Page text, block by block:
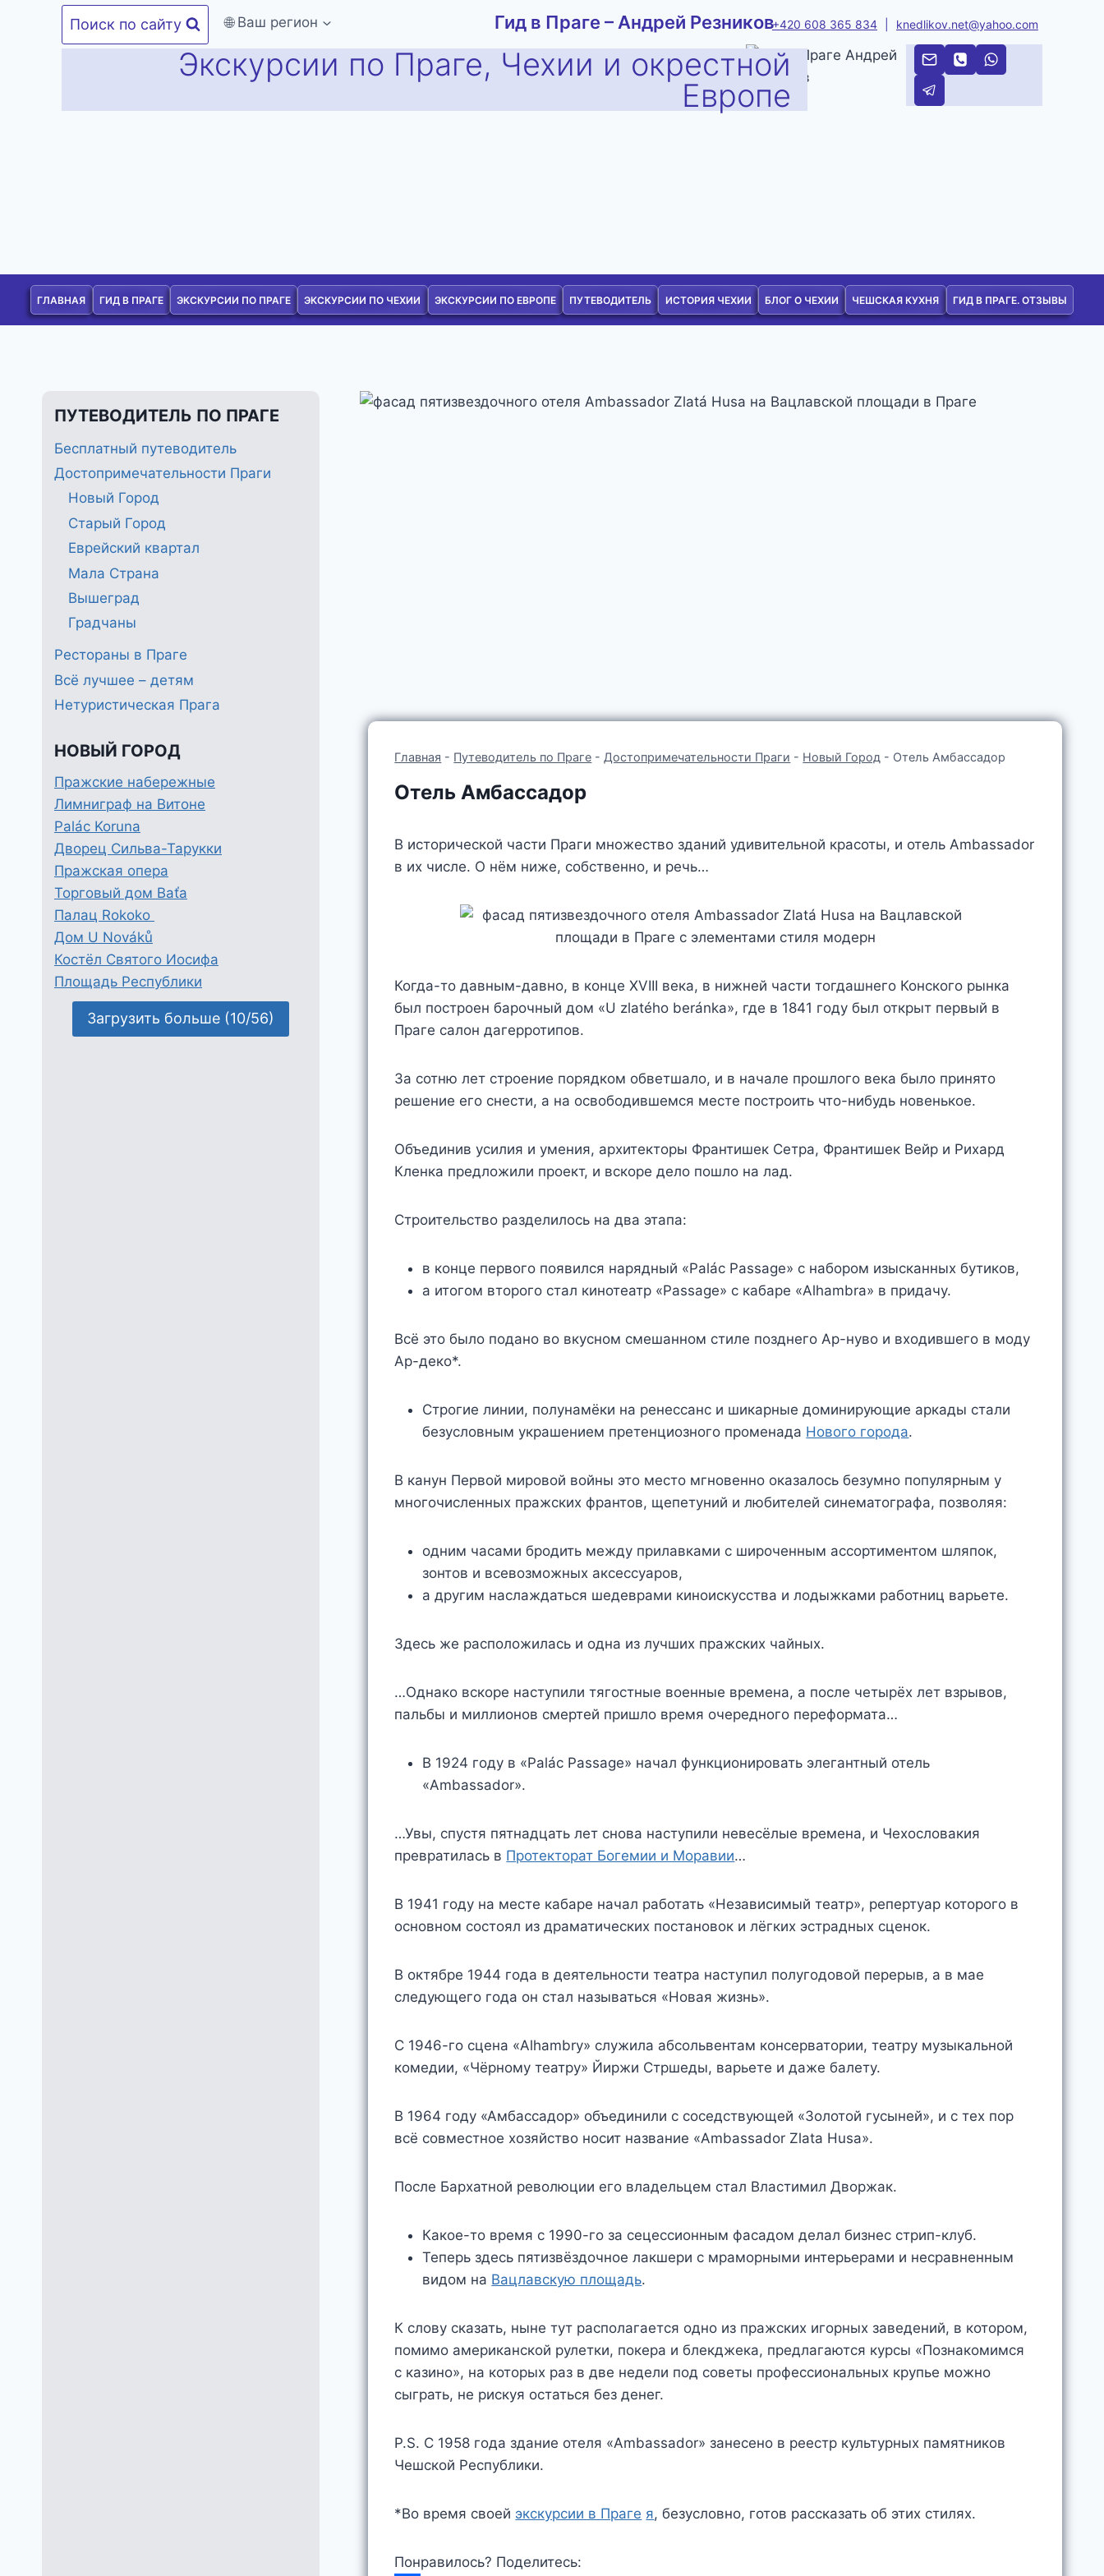
Поиск по сайту 🌐 Ваш регион +420 608 365 834 knedlikov.net@yahoo.com
Гид в Праге – Андрей Резников
Экскурсии по Праге, Чехии и окрестной
Европе
ГЛАВНАЯ ГИД В ПРАГЕ ЭКСКУРСИИ ПО ПРАГЕ ЭКСКУРСИИ ПО ЧЕХИИ ЭКСКУРСИИ ПО ЕВРОПЕ ПУТЕВОДИТЕЛЬ ИСТОРИЯ ЧЕХИИ БЛОГ О ЧЕХИИ ЧЕШСКАЯ КУХНЯ ГИД В ПРАГЕ. ОТЗЫВЫ
Главная - Путеводитель по Праге - Достопримечательности Праги - Новый Город - Отель Амбассадор
Отель Амбассадор
В исторической части Праги множество зданий удивительной красоты, и отель Ambassador
в их числе. О нём ниже, собственно, и речь…
Когда-то давным-давно, в конце XVIII века, в нижней части тогдашнего Конского рынка
был построен барочный дом «U zlatého beránka», где в 1841 году был открыт первый в
Праге салон дагерротипов.
За сотню лет строение порядком обветшало, и в начале прошлого века было принято
решение его снести, а на освободившемся месте построить что-нибудь новенькое.
Объединив усилия и умения, архитекторы Франтишек Сетра, Франтишек Вейр и Рихард
Кленка предложили проект, и вскоре дело пошло на лад.
Строительство разделилось на два этапа:
в конце первого появился нарядный «Palác Passage» с набором изысканных бутиков,
а итогом второго стал кинотеатр «Passage» с кабаре «Alhambra» в придачу.
Всё это было подано во вкусном смешанном стиле позднего Ар-нуво и входившего в моду
Ар-деко*.
Строгие линии, полунамёки на ренессанс и шикарные доминирующие аркады стали
безусловным украшением претенциозного променада Нового города.
В канун Первой мировой войны это место мгновенно оказалось безумно популярным у
многочисленных пражских франтов, щепетуний и любителей синематографа, позволяя:
одним часами бродить между прилавками с широченным ассортиментом шляпок,
зонтов и всевозможных аксессуаров,
а другим наслаждаться шедеврами киноискусства и лодыжками работниц варьете.
Здесь же расположилась и одна из лучших пражских чайных.
…Однако вскоре наступили тягостные военные времена, а после четырёх лет взрывов,
пальбы и миллионов смертей пришло время очередного переформата…
В 1924 году в «Palác Passage» начал функционировать элегантный отель
«Ambassador».
…Увы, спустя пятнадцать лет снова наступили невесёлые времена, и Чехословакия
превратилась в Протекторат Богемии и Моравии…
В 1941 году на месте кабаре начал работать «Независимый театр», репертуар которого в
основном состоял из драматических постановок и лёгких эстрадных сценок.
В октябре 1944 года в деятельности театра наступил полугодовой перерыв, а в мае
следующего года он стал называться «Новая жизнь».
С 1946-го сцена «Alhambry» служила абсольвентам консерватории, театру музыкальной
комедии, «Чёрному театру» Йиржи Стршеды, варьете и даже балету.
В 1964 году «Амбассадор» объединили с соседствующей «Золотой гусыней», и с тех пор
всё совместное хозяйство носит название «Ambassador Zlata Husa».
После Бархатной революции его владельцем стал Властимил Дворжак.
Какое-то время с 1990-го за сецессионным фасадом делал бизнес стрип-клуб.
Теперь здесь пятизвёздочное лакшери с мраморными интерьерами и несравненным
видом на Вацлавскую площадь.
К слову сказать, ныне тут располагается одно из пражских игорных заведений, в котором,
помимо американской рулетки, покера и блекджека, предлагаются курсы «Познакомимся
с казино», на которых раз в две недели под советы профессиональных крупье можно
сыграть, не рискуя остаться без денег.
P.S. C 1958 года здание отеля «Ambassador» занесено в реестр культурных памятников
Чешской Республики.
*Во время своей экскурсии в Праге я, безусловно, готов рассказать об этих стилях.
Понравилось? Поделитесь:
ПУТЕВОДИТЕЛЬ ПО ПРАГЕ
Бесплатный путеводитель
Достопримечательности Праги
Новый Город
Старый Город
Еврейский квартал
Мала Страна
Вышеград
Градчаны
Рестораны в Праге
Всё лучшее – детям
Нетуристическая Прага
НОВЫЙ ГОРОД
Пражские набережные
Лимниграф на Витоне
Palác Koruna
Дворец Сильва-Тарукки
Пражская опера
Торговый дом Baťa
Палац Rokoko
Дом U Nováků
Костёл Святого Иосифа
Площадь Республики
Загрузить больше (10/56)